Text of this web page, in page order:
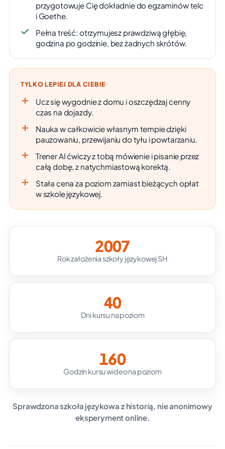
przygotowuje Cię dokładnie do egzaminów telc
i Goethe.
Pełna treść: otrzymujesz prawdziwą głębię,
godzina po godzinie, bez żadnych skrótów.
TYLKO LEPIEJ DLA CIEBIE
Ucz się wygodnie z domu i oszczędzaj cenny
czas na dojazdy.
Nauka w całkowicie własnym tempie dzięki
pauzowaniu, przewijaniu do tyłu i powtarzaniu.
Trener AI ćwiczy z tobą mówienie i pisanie przez
całą dobę, z natychmiastową korektą.
Stała cena za poziom zamiast bieżących opłat
w szkole językowej.
2007
Rok założenia szkoły językowej SH
40
Dni kursu na poziom
160
Godzin kursu wideo na poziom
Sprawdzona szkoła językowa z historią, nie anonimowy
eksperyment online.